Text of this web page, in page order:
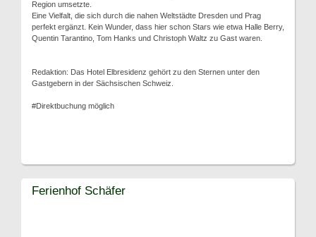
Region umsetzte.
Eine Vielfalt, die sich durch die nahen Weltstädte Dresden und Prag
perfekt ergänzt. Kein Wunder, dass hier schon Stars wie etwa Halle Berry,
Quentin Tarantino, Tom Hanks und Christoph Waltz zu Gast waren.
Redaktion: Das Hotel Elbresidenz gehört zu den Sternen unter den
Gastgebern in der Sächsischen Schweiz.
#Direktbuchung möglich
Ferienhof Schäfer